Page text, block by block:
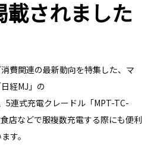
載されました
費関連の最新動向を特集した、マ
経MJ」の
5連式充電クレードル「MPT-TC-
店などで服複数充電する際にも便利
す。